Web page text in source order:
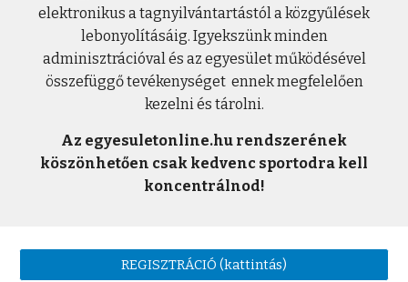
elektronikus a tagnyilvántartástól a közgyűlések
lebonyolításáig. Igyekszünk minden
adminisztrációval és az egyesület működésével
összefüggő tevékenységet ennek megfelelően
kezelniés tárolni.
Az egyesuletonline.hu rendszerének
köszönhetően csak kedvenc sportodra kell
koncentrálnod!
REGISZTRÁCIÓ (kattintás)